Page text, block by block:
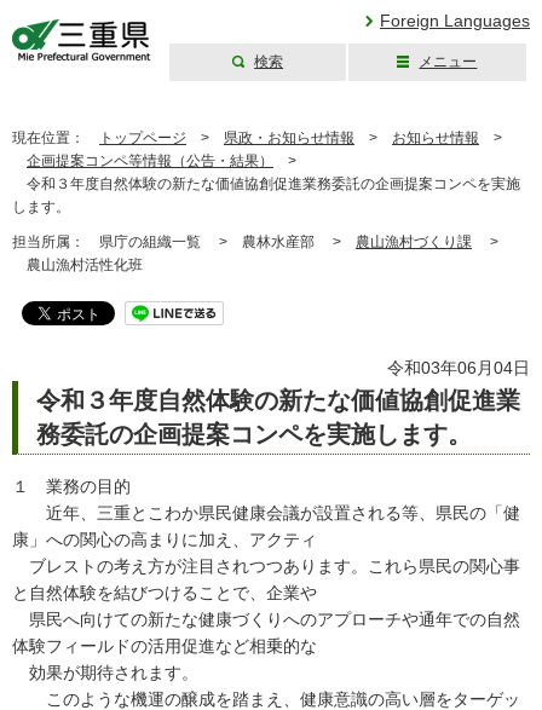
Foreign Languages
検索 メニュー
現在位置： トップページ > 県政・お知らせ情報 > お知らせ情報 >
企画提案コンペ等情報（公告・結果）
>
令和３年度自然体験の新たな価値協創促進業務委託の企画提案コンペを実施
します。
担当所属： 県庁の組織一覧 > 農林水産部 > 農山漁村づくり課 >
農山漁村活性化班
令和03年06月04日
令和３年度自然体験の新たな価値協創促進業
務委託の企画提案コンペを実施します。
１ 業務の目的
近年、三重とこわか県民健康会議が設置される等、県民の「健
康」への関心の高まりに加え、アクティ
ブレストの考え方が注目されつつあります。これら県民の関心事
と自然体験を結びつけることで、企業や
県民へ向けての新たな健康づくりへのアプローチや通年での自然
体験フィールドの活用促進など相乗的な
効果が期待されます。
このような機運の醸成を踏まえ、健康意識の高い層をターゲッ